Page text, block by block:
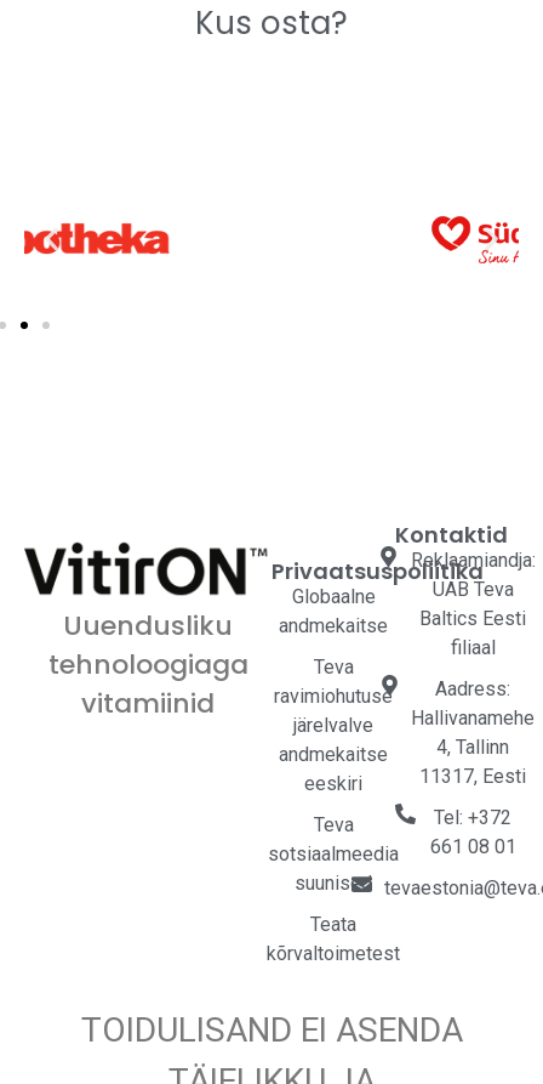
Kus osta?
Uuendusliku
tehnoloogiaga
vitamiinid
Privaatsuspoliitika
Globaalne
andmekaitse
Teva
ravimiohutuse
järelvalve
andmekaitse
eeskiri
Teva
sotsiaalmeedia
suunised
Teata
kõrvaltoimetest
Kontaktid
Reklaamiandja:
UAB Teva
Baltics Eesti
filiaal
Aadress:
Hallivanamehe
4, Tallinn
11317, Eesti
Tel: +372
661 08 01
TOIDULISAND EI ASENDA